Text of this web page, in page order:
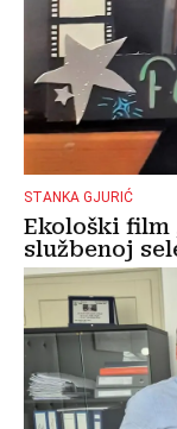
STANKA GJURIĆ
Ekološki film
službenoj